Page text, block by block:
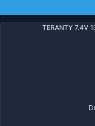
TERANTY 7.4V